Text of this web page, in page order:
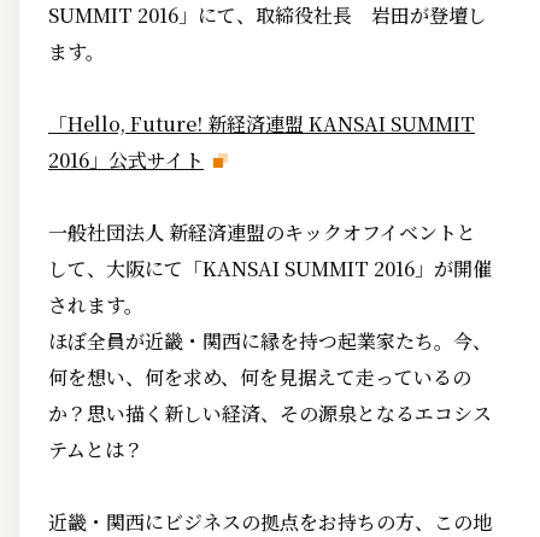
SUMMIT 2016」にて、取締役社長 岩田が登壇し
ます。
「Hello, Future! 新経済連盟 KANSAI SUMMIT
2016」公式サイト
一般社団法人 新経済連盟のキックオフイベントと
して、大阪にて「KANSAI SUMMIT 2016」が開催
されます。
ほぼ全員が近畿・関西に縁を持つ起業家たち。今、
何を想い、何を求め、何を見据えて走っているの
か？思い描く新しい経済、その源泉となるエコシス
テムとは？
近畿・関西にビジネスの拠点をお持ちの方、この地